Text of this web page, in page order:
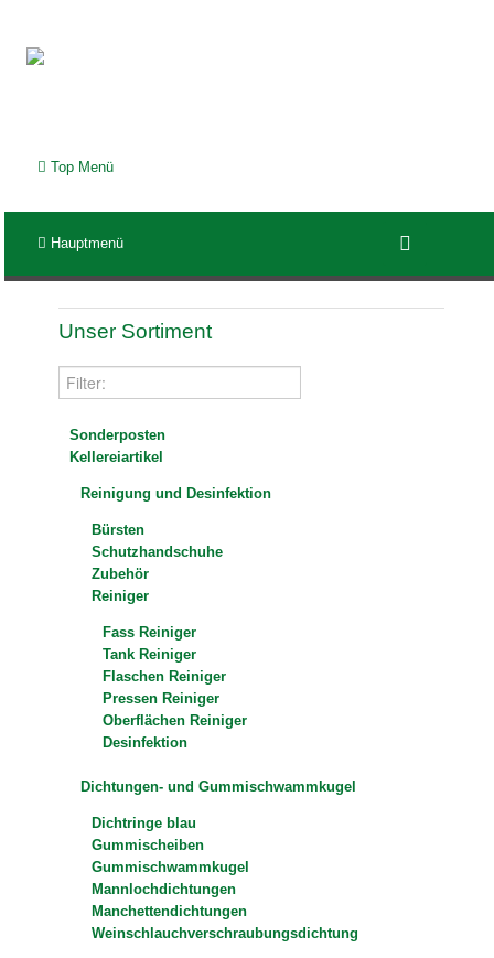
Top Menü
Hauptmenü
Unser Sortiment
Sonderposten
Kellereiartikel
Reinigung und Desinfektion
Bürsten
Schutzhandschuhe
Zubehör
Reiniger
Fass Reiniger
Tank Reiniger
Flaschen Reiniger
Pressen Reiniger
Oberflächen Reiniger
Desinfektion
Dichtungen- und Gummischwammkugel
Dichtringe blau
Gummischeiben
Gummischwammkugel
Mannlochdichtungen
Manchettendichtungen
Weinschlauchverschraubungsdichtung